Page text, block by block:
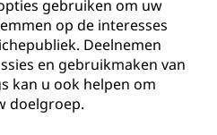
gebruiken om uw
op de interesses
Deelnemen
en gebruikmaken van
kan u ook helpen om
doelgroep.